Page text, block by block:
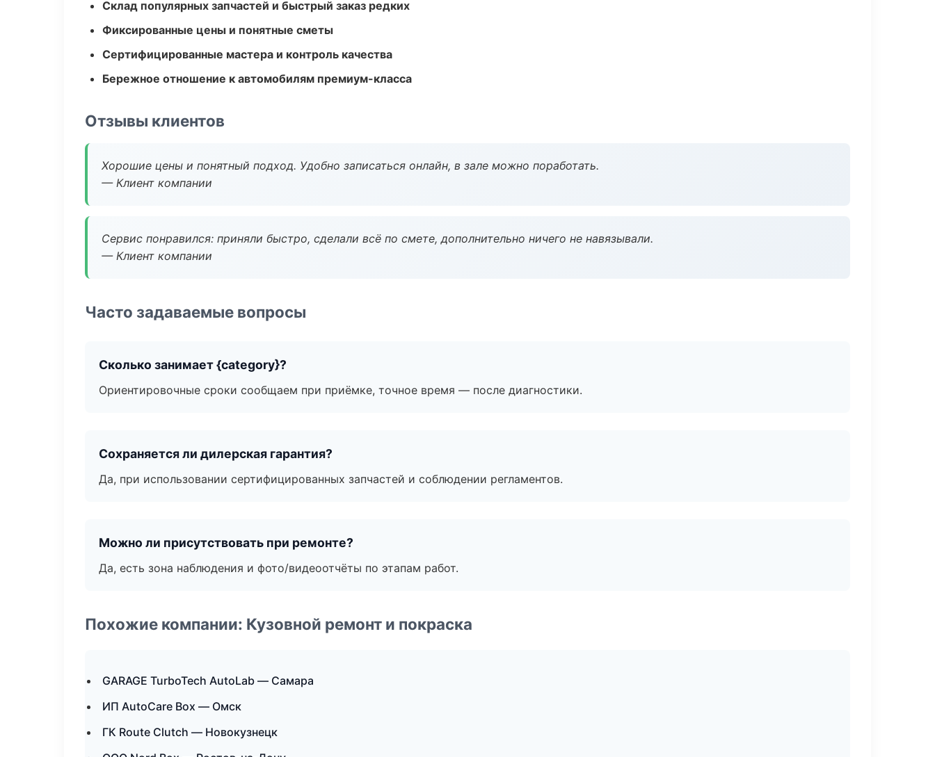
Склад популярных запчастей и быстрый заказ редких
Фиксированные цены и понятные сметы
Сертифицированные мастера и контроль качества
Бережное отношение к автомобилям премиум-класса
Отзывы клиентов
Хорошие цены и понятный подход. Удобно записаться онлайн, в зале можно поработать.
— Клиент компании
Сервис понравился: приняли быстро, сделали всё по смете, дополнительно ничего не навязывали.
— Клиент компании
Часто задаваемые вопросы
Сколько занимает {category}?
Ориентировочные сроки сообщаем при приёмке, точное время — после диагностики.
Сохраняется ли дилерская гарантия?
Да, при использовании сертифицированных запчастей и соблюдении регламентов.
Можно ли присутствовать при ремонте?
Да, есть зона наблюдения и фото/видеоотчёты по этапам работ.
Похожие компании: Кузовной ремонт и покраска
GARAGE TurboTech AutoLab — Самара
ИП AutoCare Box — Омск
ГК Route Clutch — Новокузнецк